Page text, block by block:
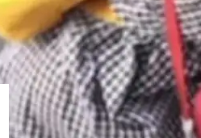
求。 首先是数据
通研发场景，公
率提升的需求。
据安全要求较...
清混合算力时代下，Token花在哪
持续增长的AI成本该如何优化。 深
际问题，从Token治理和成本治理
都看得清、管得住、用得稳、省得
，Token使用一目...
的作者之一。
科学家。 Jeff D
，宣布离职。 他
Sanjay Ghema
Dean 二十多
Bigtable 的共同
脑核心成员，Se
布：界面
搜索增强
智能体，这一轮
三件事一次补
是杭州无
智能体——一位全
AI Coding